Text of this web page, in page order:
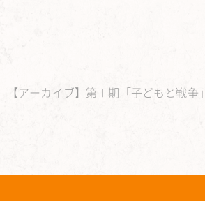
【アーカイブ】第Ⅰ期「子どもと戦争」